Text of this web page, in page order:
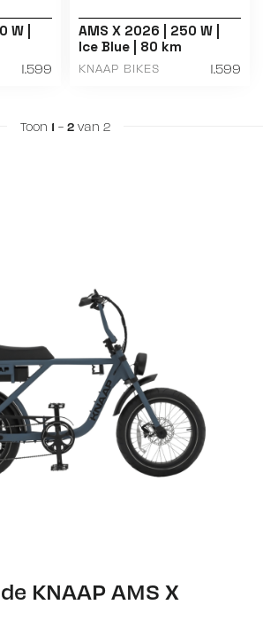
W |
1.599
AMS X 2026 | 250 W |
Ice Blue | 80 km
KNAAP BIKES 1.599
Toon 1 - 2 van 2
KNAAP AMS X